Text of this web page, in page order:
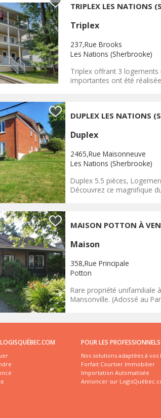
TRIPLEX LES NATIONS
Triplex
237,Rue Brooks
Les Nations (Sherbrooke)
Triplex offrant 3 logements
importantes ont été
DUPLEX LES NATIONS
Duplex
2465,Rue Maisonneuve
Les Nations (Sherbrooke)
Duplex 5.5 pièces,
Découvrez ce magnifique
MAISON POTTON À
Maison
358,Rue Principale
Potton
Rare propriété unifamiliale
Mansonville. (Adossé au
POUR LES PROFESSIONNELS
Nos solutions adaptées à vos
Forfait Courtier Immobilier
Importation Automatisée
Annoncer sur